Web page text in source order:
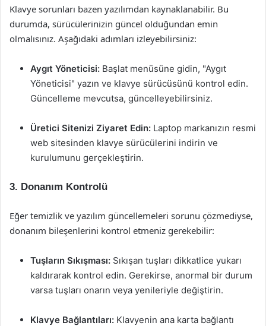
Klavye sorunları bazen yazılımdan kaynaklanabilir. Bu
durumda, sürücülerinizin güncel olduğundan emin
olmalısınız. Aşağıdaki adımları izleyebilirsiniz:
Aygıt Yöneticisi: Başlat menüsüne gidin, "Aygıt
Yöneticisi" yazın ve klavye sürücüsünü kontrol edin.
Güncelleme mevcutsa, güncelleyebilirsiniz.
Üretici Sitenizi Ziyaret Edin: Laptop markanızın resmi
web sitesinden klavye sürücülerini indirin ve
kurulumunu gerçekleştirin.
3. Donanım Kontrolü
Eğer temizlik ve yazılım güncellemeleri sorunu çözmediyse,
donanım bileşenlerini kontrol etmeniz gerekebilir:
Tuşların Sıkışması: Sıkışan tuşları dikkatlice yukarı
kaldırarak kontrol edin. Gerekirse, anormal bir durum
varsa tuşları onarın veya yenileriyle değiştirin.
Klavye Bağlantıları: Klavyenin ana karta bağlantı